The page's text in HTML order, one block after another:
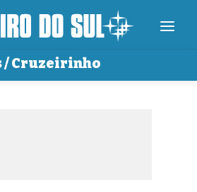
/ Cruzeirinho